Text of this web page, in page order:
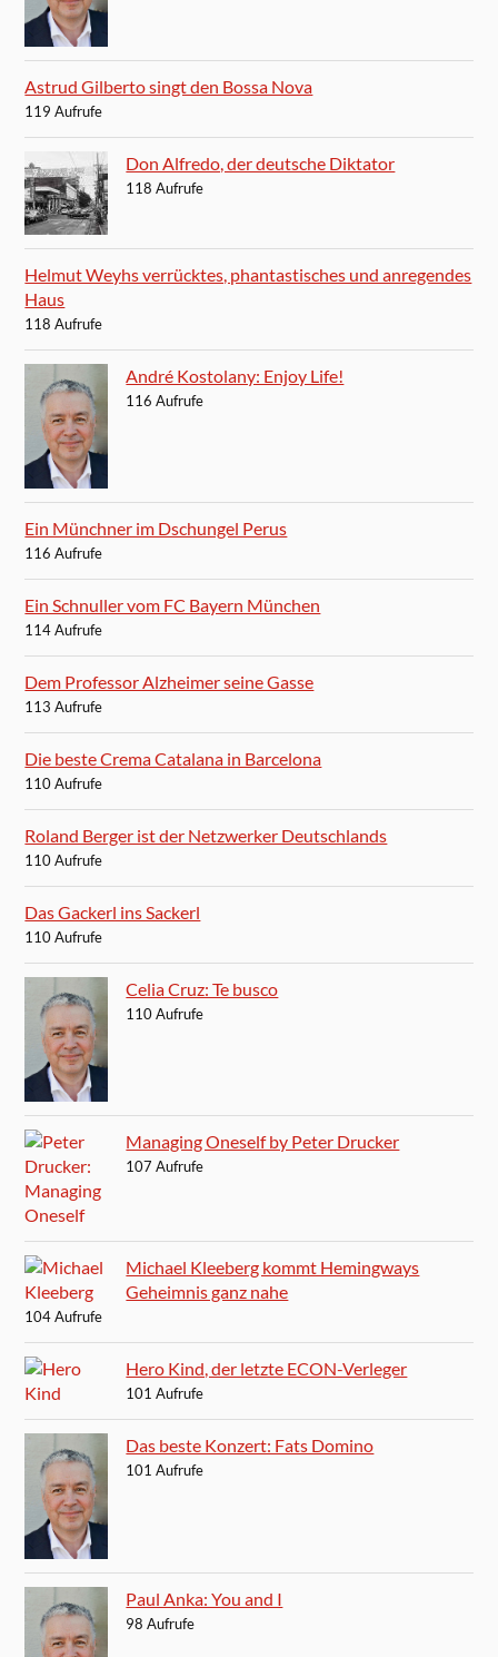
Astrud Gilberto singt den Bossa Nova
119 Aufrufe
Don Alfredo, der deutsche Diktator
118 Aufrufe
Helmut Weyhs verrücktes, phantastisches und anregendes
Haus
118 Aufrufe
André Kostolany: Enjoy Life!
116 Aufrufe
Ein Münchner im Dschungel Perus
116 Aufrufe
Ein Schnuller vom FC Bayern München
114 Aufrufe
Dem Professor Alzheimer seine Gasse
113 Aufrufe
Die beste Crema Catalana in Barcelona
110 Aufrufe
Roland Berger ist der Netzwerker Deutschlands
110 Aufrufe
Das Gackerl ins Sackerl
110 Aufrufe
Celia Cruz: Te busco
110 Aufrufe
Managing Oneself by Peter Drucker
107 Aufrufe
Michael Kleeberg kommt Hemingways
Geheimnis ganz nahe
104 Aufrufe
Hero Kind, der letzte ECON-Verleger
101 Aufrufe
Das beste Konzert: Fats Domino
101 Aufrufe
Paul Anka: You and I
98 Aufrufe